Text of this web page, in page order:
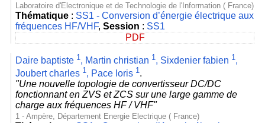
Laboratoire d'Electronique et de Technologie de l'Information ( France)
Thématique: SS1 - Conversion d’énergie électrique aux
fréquences HF/VHF, Session : SS1
PDF
Daire baptiste 1, Martin christian 1, Sixdenier fabien 1,
Joubert charles 1, Pace loris 1.
"Une nouvelle topologie de convertisseur DC/DC
fonctionnant en ZVS et ZCS sur une large gamme de
charge aux fréquences HF / VHF"
1 - Ampère, Département Energie Electrique ( France)